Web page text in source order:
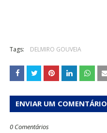
Tags: DELMIRO GOUVEIA
ENVIAR UM COMENTÁRIO
0 Comentários